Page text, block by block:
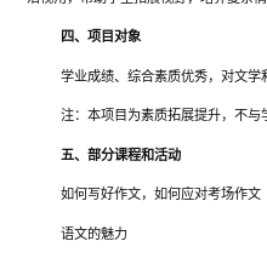
四、项目对象
学业成绩、综合素质优秀，对文学
注：本项目为素质拓展提升，不与
五、部分课程和活动
如何写好作文，如何应对考场作文
语文的魅力